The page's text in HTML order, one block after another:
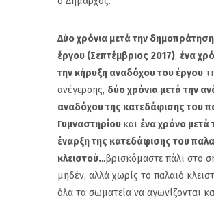
Δύο χρόνια μετά την
έργου (Σεπτέμβριος 2017), ένα
την κήρυξη αναδόχου του έργου
ανέγερσης, δύο χρόνια μετά την
αναδόχου της κατεδάφισης του
Γυμναστηρίου και ένα χρόνο μετά
έναρξη της κατεδάφισης του
κλειστού...βρισκόμαστε πάλι στο
μηδέν, αλλά χωρίς το παλαιό
όλα τα σωματεία να αγωνίζονται